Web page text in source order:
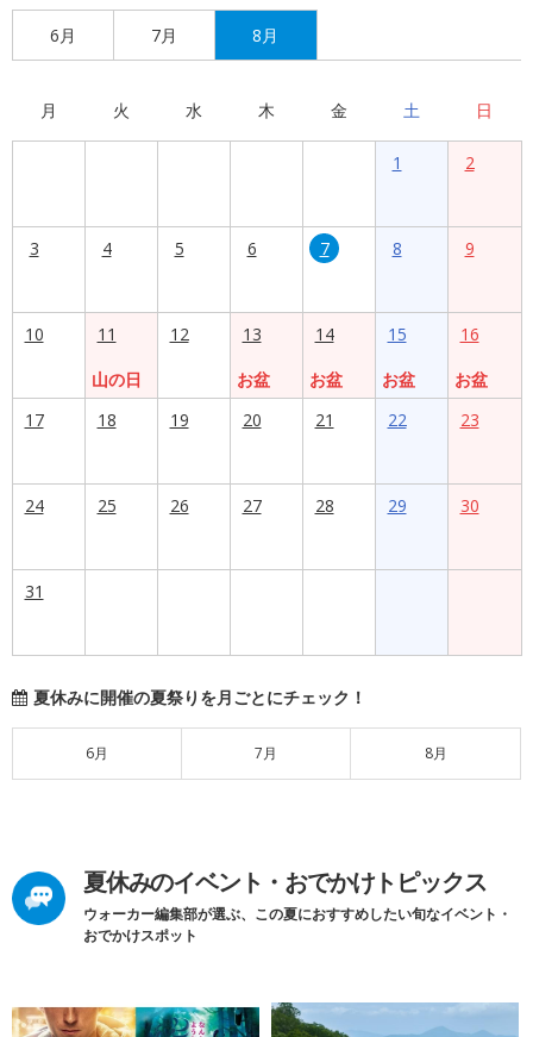
6月 7月 8月
月 火 水 木 金 土 日
1 2
3 4 5 6 7 8 9
10
11
山の日
12
13
お盆
14
お盆
15
お盆
16
お盆
17
18 19 20 21 22 23
24 25 26 27 28 29 30
31
夏休みに開催の夏祭りを月ごとにチェック！
6月 7月 8月
夏休みのイベント・おでかけトピックス
ウォーカー編集部が選ぶ、この夏におすすめしたい旬なイベント・
おでかけスポット